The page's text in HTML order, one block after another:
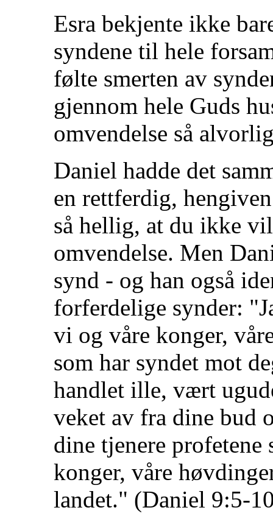
Esra bekjente ikke
syndene til hele
følte smerten av
gjennom hele Guds
omvendelse så
Daniel hadde det
en rettferdig,
så hellig, at du ikke
omvendelse. Men
synd - og han også
forferdelige synder:
vi og våre konger,
som har syndet mot
handlet ille, vært
veket av fra dine bud
dine tjenere
konger, våre
landet." (Daniel 9:5-